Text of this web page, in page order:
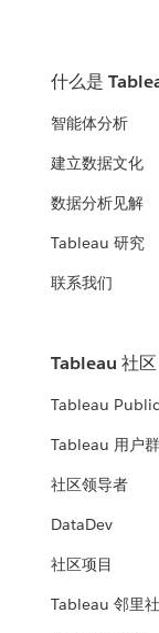
什么是
智能体分析
建立数据文化
数据分析见解
Tableau 研究
联系我们
Tableau 社区
Tableau Public
Tableau 用户
社区领导者
DataDev
社区项目
Tableau 邻里